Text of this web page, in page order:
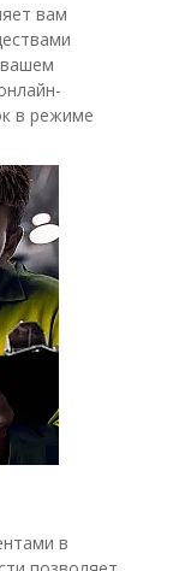
вам
в режиме
в